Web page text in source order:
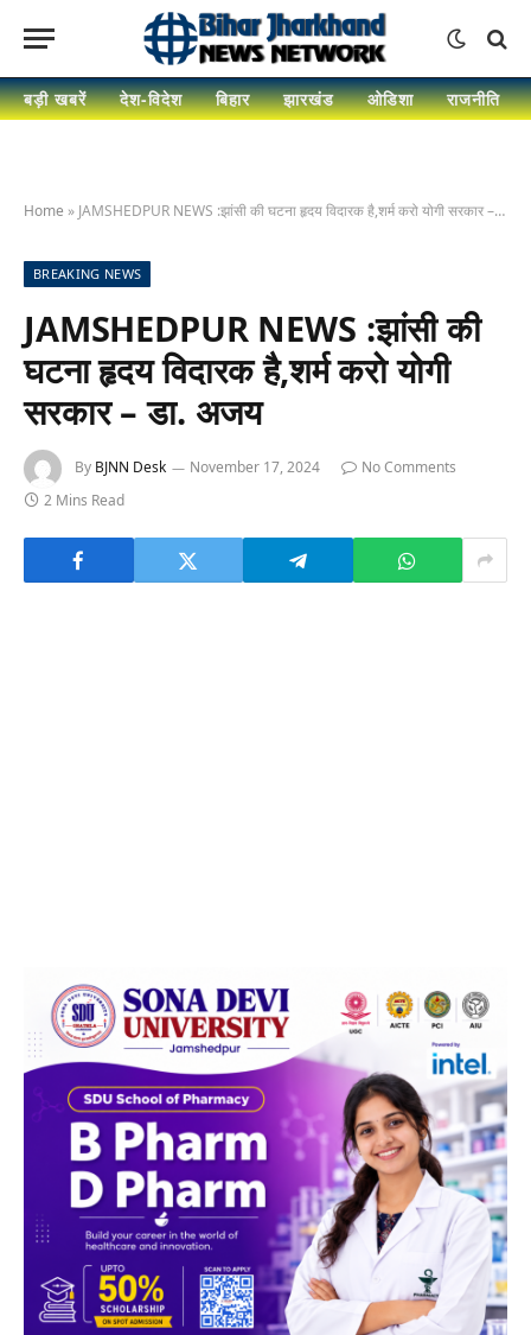
बड़ी खबरें देश-विदेश बिहार झारखंड ओडिशा राजनीति
Home » JAMSHEDPUR NEWS :झांसी की घटना हृदय विदारक है,शर्म करो योगी सरकार – डा. अजय
BREAKING NEWS
JAMSHEDPUR NEWS :झांसी की
घटना हृदय विदारक है,शर्म करो योगी
सरकार – डा. अजय
By BJNN Desk November 17, 2024
No Comments
2 Mins Read